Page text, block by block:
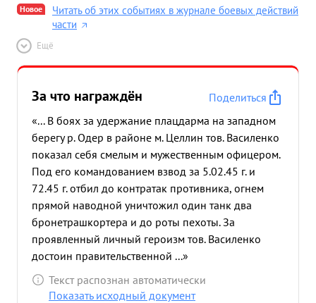
Новое
Читать об этих событиях в журнале боевых действий
части
Ещё
За что награждён
Поделиться
«... В боях за удержание плацдарма на западном
берегу р. Одер в районе м. Целлин тов. Василенко
показал себя смелым и мужественным офицером.
Под его командованием взвод за 5.02.45 г. и
72.45 г. отбил до контратак противника, огнем
прямой наводной уничтожил один танк два
бронетрашкортера и до роты пехоты. За
проявленный личный героизм тов. Василенко
достоин правительственной ...»
Текст распознан автоматически
Показать исходный документ